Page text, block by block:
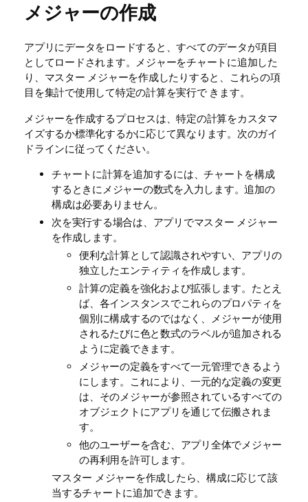
メジャーの作成
アプリにデータをロードすると、すべてのデータが項目
としてロードされます。メジャーをチャートに追加した
り、マスター メジャーを作成したりすると、これらの項
目を集計で使用して特定の計算を実行で きます。
メジャーを作成するプロセスは、特定の計算をカスタマ
イズするか標準化するかに応じて異なります。次のガイ
ドラインに従ってください。
チャートに計算を追加するには、チャートを構成
するときにメジャーの数式を入力します。追加の
構成は必要ありません。
次を実行する場合は、アプリでマスター メジャー
を作成します。
便利な計算として認識されやすい、アプリの
独立したエンティティを作成します。
計算の定義を強化および拡張します。たとえ
ば、各インスタンスでこれらのプロパティを
個別に構成するのではなく、メジャーが使用
されるたびに色と数式のラベルが追加される
ように定義できます。
メジャーの定義をすべて一元管理できるよう
にします。これにより、一元的な定義の変更
は、そのメジャーが参照されているすべての
オブジェクトにアプリを通じて伝搬されま
す。
他のユーザーを含む、アプリ全体でメジャー
の再利用を許可します。
マスター メジャーを作成したら、構成に応じて該
当するチャートに追加できます。